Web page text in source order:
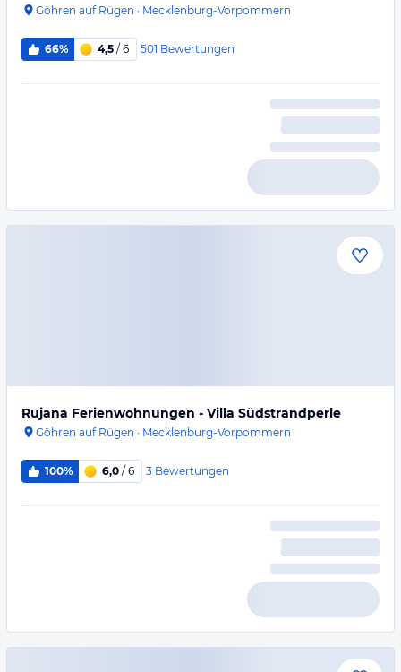
Göhren auf Rügen · Mecklenburg-Vorpommern
66% 4,5 / 6 501 Bewertungen
Rujana Ferienwohnungen - Villa Südstrandperle
Göhren auf Rügen · Mecklenburg-Vorpommern
100% 6,0 / 6 3 Bewertungen